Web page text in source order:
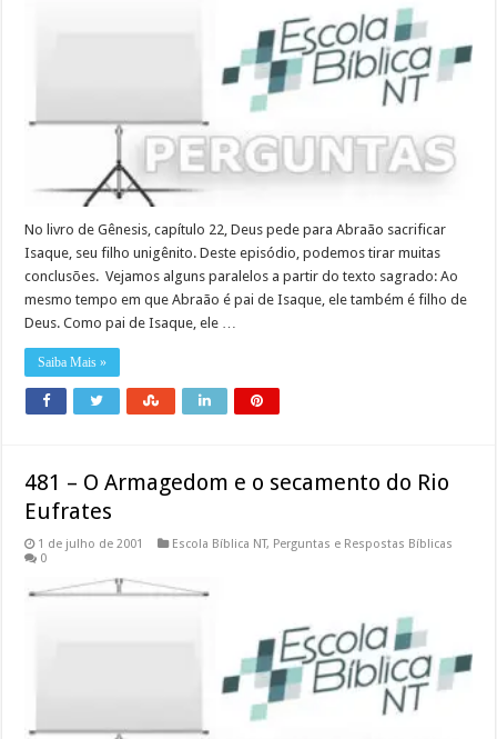
No livro de Gênesis, capítulo 22, Deus pede para Abraão sacrificar
Isaque, seu filho unigênito. Deste episódio, podemos tirar muitas
conclusões. Vejamos alguns paralelos a partir do texto sagrado: Ao
mesmo tempo em que Abraão é pai de Isaque, ele também é filho de
Deus. Como pai de Isaque, ele …
Saiba Mais »
481 – O Armagedom e o secamento do Rio
Eufrates
1 de julho de 2001 Escola Bíblica NT, Perguntas e Respostas Bíblicas
0